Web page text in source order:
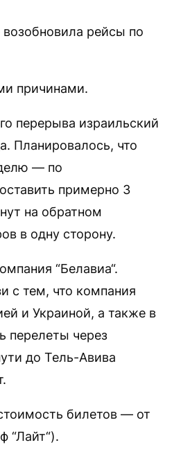
возобновила рейсы по
причинами.
перерыва израильский
Планировалось, что
— по
примерно 3
на обратном
в одну сторону.
“Белавиа“.
с тем, что компания
и Украиной, а также в
перелеты через
до Тель-Авива
билетов — от
“Лайт“).